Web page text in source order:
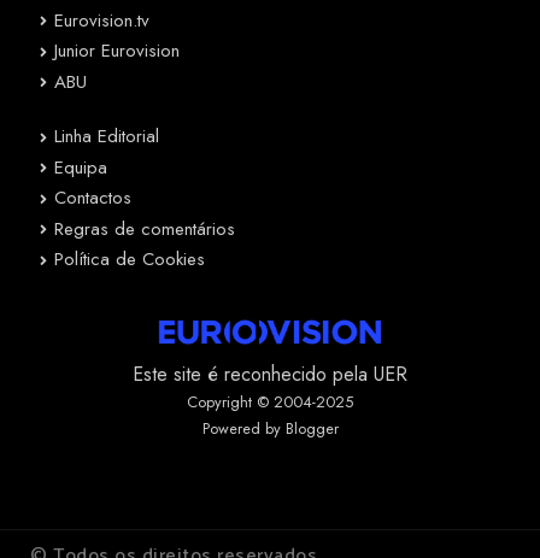
Eurovision.tv
Junior Eurovision
ABU
Linha Editorial
Equipa
Contactos
Regras de comentários
Política de Cookies
Este site é reconhecido pela UER
Copyright © 2004-2025
Powered by Blogger